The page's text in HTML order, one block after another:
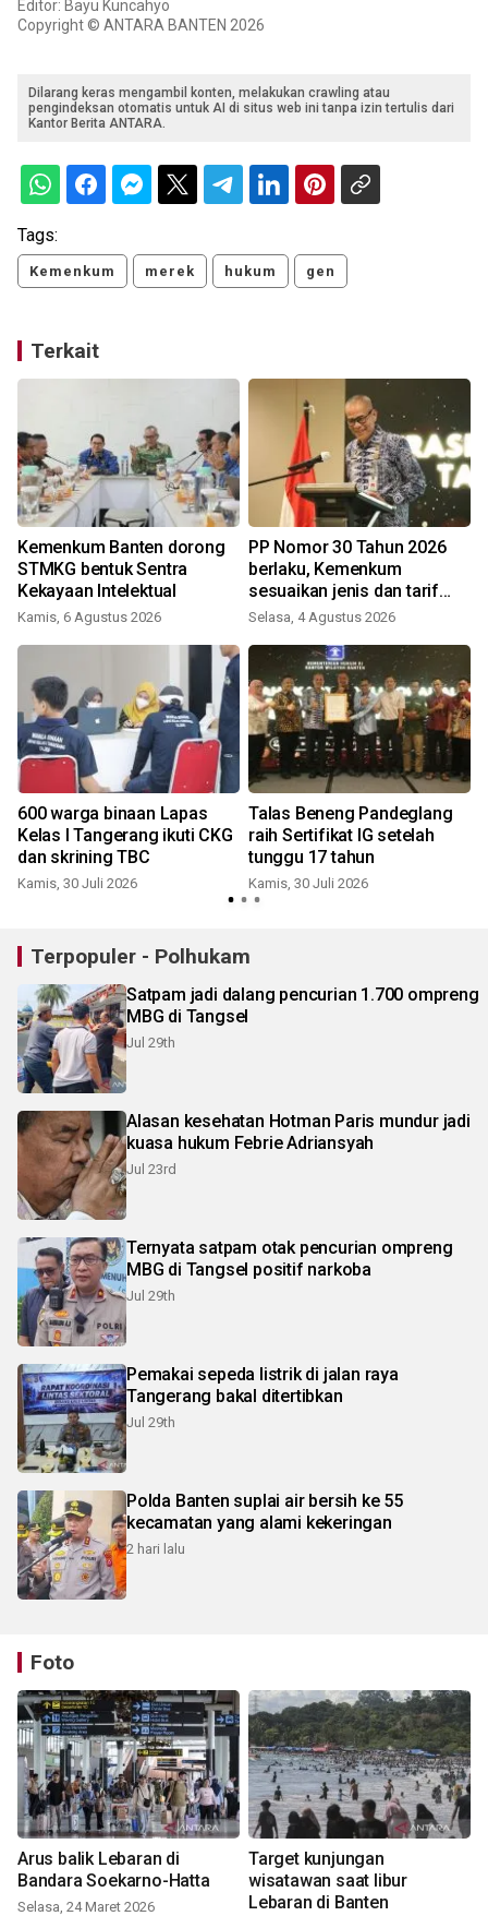
Editor: Bayu Kuncahyo
Copyright © ANTARA BANTEN 2026
Dilarang keras mengambil konten, melakukan crawling atau
pengindeksan otomatis untuk AI di situs web ini tanpa izin tertulis dari
Kantor Berita ANTARA.
Tags:
Kemenkum merek hukum gen
Terkait
Kemenkum Banten dorong
STMKG bentuk Sentra
Kekayaan Intelektual
Kamis, 6 Agustus 2026
PP Nomor 30 Tahun 2026
berlaku, Kemenkum
sesuaikan jenis dan tarif
PNBP
Selasa, 4 Agustus 2026
600 warga binaan Lapas
Kelas I Tangerang ikuti CKG
dan skrining TBC
Kamis, 30 Juli 2026
Talas Beneng Pandeglang
raih Sertifikat IG setelah
tunggu 17 tahun
Kamis, 30 Juli 2026
Terpopuler - Polhukam
Satpam jadi dalang pencurian 1.700 ompreng
MBG di Tangsel
Jul 29th
Alasan kesehatan Hotman Paris mundur jadi
kuasa hukum Febrie Adriansyah
Jul 23rd
Ternyata satpam otak pencurian ompreng
MBG di Tangsel positif narkoba
Jul 29th
Pemakai sepeda listrik di jalan raya
Tangerang bakal ditertibkan
Jul 29th
Polda Banten suplai air bersih ke 55
kecamatan yang alami kekeringan
2 hari lalu
Foto
Arus balik Lebaran di
Bandara Soekarno-Hatta
Selasa, 24 Maret 2026
Target kunjungan
wisatawan saat libur
Lebaran di Banten